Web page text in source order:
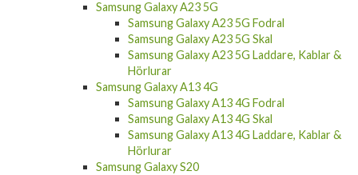
Samsung Galaxy A23 5G
Samsung Galaxy A23 5G Fodral
Samsung Galaxy A23 5G Skal
Samsung Galaxy A23 5G Laddare, Kablar &
Hörlurar
Samsung Galaxy A13 4G
Samsung Galaxy A13 4G Fodral
Samsung Galaxy A13 4G Skal
Samsung Galaxy A13 4G Laddare, Kablar &
Hörlurar
Samsung Galaxy S20